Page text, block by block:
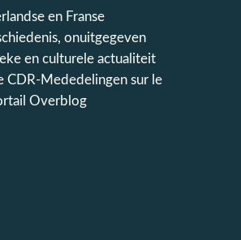
en Franse
onuitgegeven
en culturele actualiteit
CDR-Mededelingen sur le
Overblog